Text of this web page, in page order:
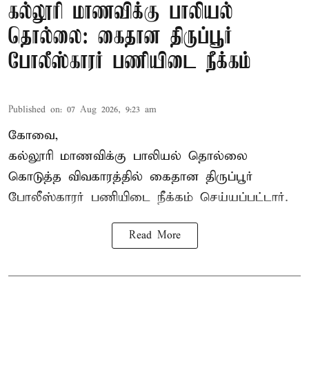
கல்லூரி மாணவிக்கு பாலியல்
தொல்லை: கைதான திருப்பூர்
போலீஸ்காரர் பணியிடை நீக்கம்
Published on: 07 Aug 2026, 9:23 am
கோவை,
கல்லூரி மாணவிக்கு பாலியல் தொல்லை
கொடுத்த விவகாரத்தில் கைதான திருப்பூர்
போலீஸ்காரர் பணியிடை நீக்கம் செய்யப்பட்டார்.
Read More